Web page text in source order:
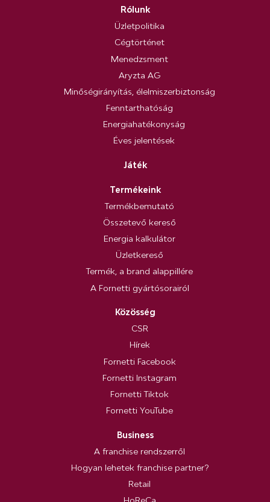
Rólunk
Üzletpolitika
Cégtörténet
Menedzsment
Aryzta AG
Minőségirányítás, élelmiszerbiztonság
Fenntarthatóság
Energiahatékonyság
Éves jelentések
Játék
Termékeink
Termékbemutató
Összetevő kereső
Energia kalkulátor
Üzletkereső
Termék, a brand alappillére
A Fornetti gyártósorairól
Közösség
CSR
Hírek
Fornetti Facebook
Fornetti Instagram
Fornetti Tiktok
Fornetti YouTube
Business
A franchise rendszerről
Hogyan lehetek franchise partner?
Retail